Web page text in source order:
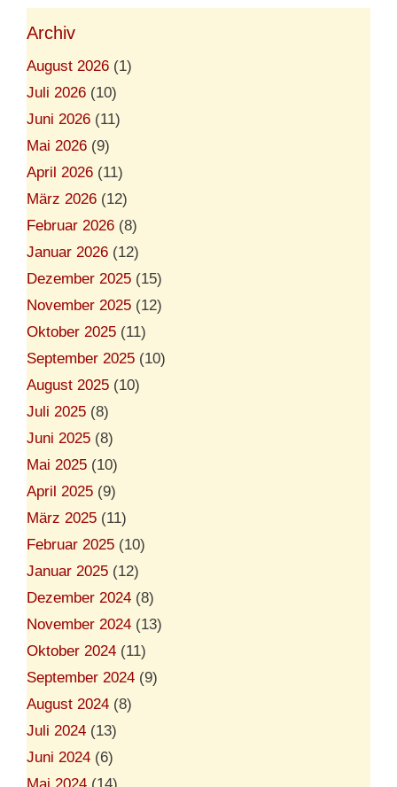
)
Archiv
August 2026 (1)
Juli 2026 (10)
Juni 2026 (11)
Mai 2026 (9)
April 2026 (11)
März 2026 (12)
Februar 2026 (8)
Januar 2026 (12)
Dezember 2025 (15)
November 2025 (12)
Oktober 2025 (11)
September 2025 (10)
August 2025 (10)
Juli 2025 (8)
Juni 2025 (8)
Mai 2025 (10)
April 2025 (9)
März 2025 (11)
Februar 2025 (10)
Januar 2025 (12)
Dezember 2024 (8)
November 2024 (13)
Oktober 2024 (11)
September 2024 (9)
August 2024 (8)
Juli 2024 (13)
Juni 2024 (6)